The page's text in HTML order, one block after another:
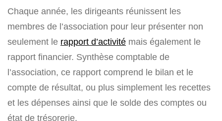
Chaque année, les dirigeants réunissent les
membres de l’association pour leur présenter non
seulement le rapport d’activité mais également le
rapport financier. Synthèse comptable de
l’association, ce rapport comprend le bilan et le
compte de résultat, ou plus simplement les recettes
et les dépenses ainsi que le solde des comptes ou
état de trésorerie.